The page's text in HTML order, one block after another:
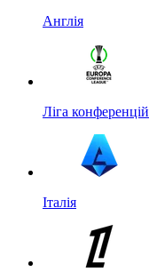
Англія
Ліга конференцій
Італія